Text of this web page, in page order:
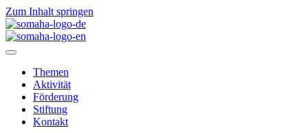
Zum Inhalt springen
Themen
Aktivität
Förderung
Stiftung
Kontakt